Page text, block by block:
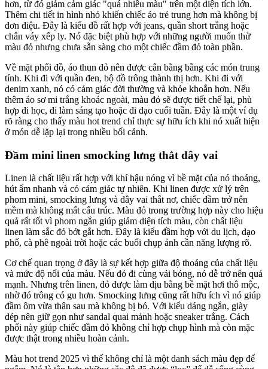
hơn, từ đó giảm cảm giác "quá nhiều màu" trên một diện tích lớn.
Thêm chi tiết in hình nhỏ khiến chiếc áo trẻ trung hơn mà không bị
đơn điệu. Đây là kiểu đồ rất hợp với jeans, quần short trắng hoặc
chân váy xếp ly. Nó đặc biệt phù hợp với những người muốn thử
màu đỏ nhưng chưa sẵn sàng cho một chiếc đầm đỏ toàn phần.
Về mặt phối đồ, áo thun đỏ nên được cân bằng bằng các món trung
tính. Khi đi với quần đen, bộ đồ trông thành thị hơn. Khi đi với
denim xanh, nó có cảm giác đời thường và khỏe khoắn hơn. Nếu
thêm áo sơ mi trắng khoác ngoài, màu đỏ sẽ được tiết chế lại, phù
hợp đi học, đi làm sáng tạo hoặc đi dạo cuối tuần. Đây là một ví dụ
rõ ràng cho thấy màu hot trend chỉ thực sự hữu ích khi nó xuất hiện
ở món dễ lặp lại trong nhiều bối cảnh.
Đầm mini linen smocking lưng thắt dây vai
Linen là chất liệu rất hợp với khí hậu nóng vì bề mặt của nó thoáng,
hút ẩm nhanh và có cảm giác tự nhiên. Khi linen được xử lý trên
phom mini, smocking lưng và dây vai thắt nơ, chiếc đầm trở nên
mềm mà không mất cấu trúc. Màu đỏ trong trường hợp này cho hiệu
quả rất tốt vì phom ngắn giúp giảm diện tích màu, còn chất liệu
linen làm sắc đỏ bớt gắt hơn. Đây là kiểu đầm hợp với du lịch, dạo
phố, cà phê ngoài trời hoặc các buổi chụp ảnh cần năng lượng rõ.
Cơ chế quan trọng ở đây là sự kết hợp giữa độ thoáng của chất liệu
và mức độ nổi của màu. Nếu đỏ đi cùng vải bóng, nó dễ trở nên quá
mạnh. Nhưng trên linen, đỏ được làm dịu bằng bề mặt hơi thô mộc,
nhờ đó trông có gu hơn. Smocking lưng cũng rất hữu ích vì nó giúp
đầm ôm vừa thân sau mà không bị bó. Với kiểu dáng ngắn, giày
dép nên giữ gọn như sandal quai mảnh hoặc sneaker trắng. Cách
phối này giúp chiếc đầm đỏ không chỉ hợp chụp hình mà còn mặc
được thật trong nhiều hoàn cảnh.
Màu hot trend 2025 vì thế không chỉ là một danh sách màu đẹp để